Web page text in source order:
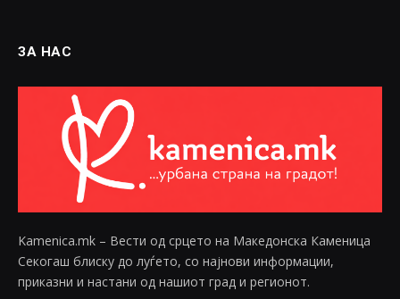
ЗА НАС
Kamenica.mk – Вести од срцето на Македонска Каменица
Секогаш блиску до луѓето, со најнови информации,
приказни и настани од нашиот град и регионот.